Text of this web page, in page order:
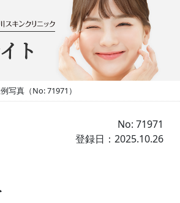
ト
写真（No: 71971）
No: 71971
登録日：2025.10.26